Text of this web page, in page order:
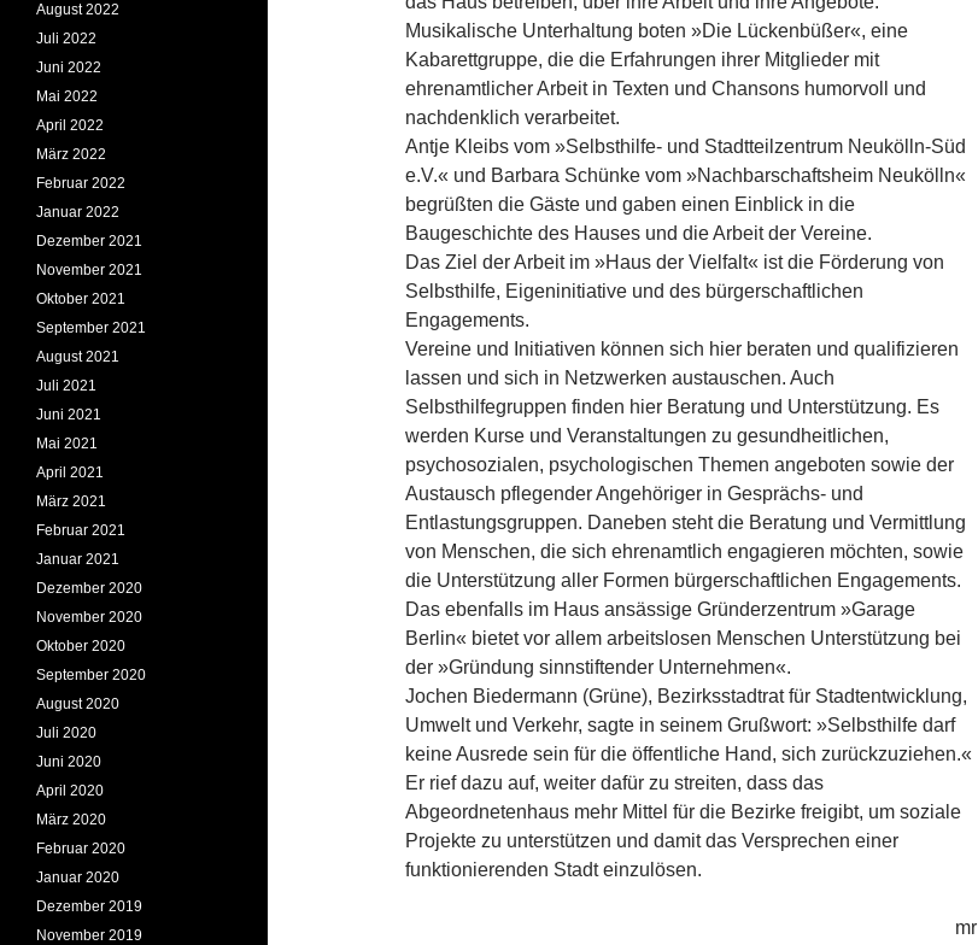
Musikalische Unterhaltung boten »Die Lückenbüßer«, eine
Kabarettgruppe, die die Erfahrungen ihrer Mitglieder mit
ehrenamtlicher Arbeit in Texten und Chansons humorvoll und
nachdenklich verarbeitet.
Antje Kleibs vom »Selbsthilfe- und Stadtteilzentrum Neukölln-Süd
e.V.« und Barbara Schünke vom »Nachbarschaftsheim Neukölln«
begrüßten die Gäste und gaben einen Einblick in die
Baugeschichte des Hauses und die Arbeit der Vereine.
Das Ziel der Arbeit im »Haus der Vielfalt« ist die Förderung von
Selbsthilfe, Eigeninitiative und des bürgerschaftlichen
Engagements.
Vereine und Initiativen können sich hier beraten und qualifizieren
lassen und sich in Netzwerken austauschen. Auch
Selbsthilfegruppen finden hier Beratung und Unterstützung. Es
werden Kurse und Veranstaltungen zu gesundheitlichen,
psychosozialen, psychologischen Themen angeboten sowie der
Austausch pflegender Angehöriger in Gesprächs- und
Entlastungsgruppen. Daneben steht die Beratung und Vermittlung
von Menschen, die sich ehrenamtlich engagieren möchten, sowie
die Unterstützung aller Formen bürgerschaftlichen Engagements.
Das ebenfalls im Haus ansässige Gründerzentrum »Garage
Berlin« bietet vor allem arbeitslosen Menschen Unterstützung bei
der »Gründung sinnstiftender Unternehmen«.
Jochen Biedermann (Grüne), Bezirksstadtrat für Stadtentwicklung,
Umwelt und Verkehr, sagte in seinem Grußwort: »Selbsthilfe darf
keine Ausrede sein für die öffentliche Hand, sich zurückzuziehen.«
Er rief dazu auf, weiter dafür zu streiten, dass das
Abgeordnetenhaus mehr Mittel für die Bezirke freigibt, um soziale
Projekte zu unterstützen und damit das Versprechen einer
funktionierenden Stadt einzulösen.
mr
August 2022
Juli 2022
Juni 2022
Mai 2022
April 2022
März 2022
Februar 2022
Januar 2022
Dezember 2021
November 2021
Oktober 2021
September 2021
August 2021
Juli 2021
Juni 2021
Mai 2021
April 2021
März 2021
Februar 2021
Januar 2021
Dezember 2020
November 2020
Oktober 2020
September 2020
August 2020
Juli 2020
Juni 2020
April 2020
März 2020
Februar 2020
Januar 2020
Dezember 2019
November 2019